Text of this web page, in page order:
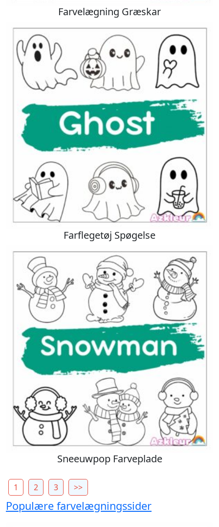
Farvelægning Græskar
Farflegetøj Spøgelse
Sneeuwpop Farveplade
1 2 3 >>
Populære farvelægningssider